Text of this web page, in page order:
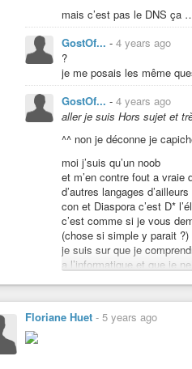
mais c’est pas le DNS ça
GostOf... - 4 years ago
?
je me posais les même
GostOf... - 4 years ago
aller je suis Hors sujet et
^^ non je déconne je
moi j’suis qu’un noob
et m’en contre fout a vraie
d’autres langages
con et Diaspora c’est D*
c’est comme si je vous
(chose si simple y parait ?)
je suis sur que je
a l’informatique,et que je
Floriane Huet - 5 years ago